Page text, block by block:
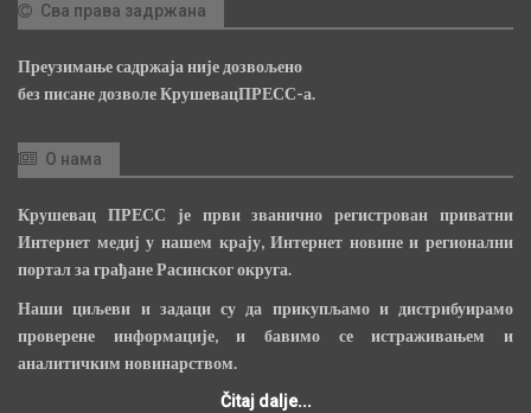
Сва права задржана
Преузимање садржаја није дозвољено
без писане дозволе КрушевацПРЕСС-а.
О нама
Крушевац ПРЕСС је први званично регистрован приватни
Интернет медиј у нашем крају, Интернет новине и регионални
портал за грађане Расинског округа.
Наши циљеви и задаци су да прикупљамо и дистрибуирамо
проверене информације, и бавимо се истраживањем и
аналитичким новинарством.
Čitaj dalje...